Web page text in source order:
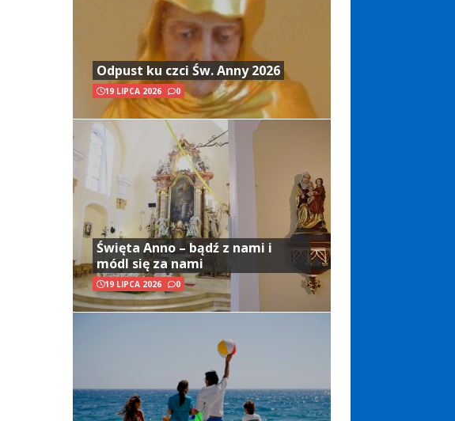
Odpust ku czci Św. Anny 2026
19 LIPCA 2026 0
Święta Anno – bądź z nami i
módl się za nami
19 LIPCA 2026 0